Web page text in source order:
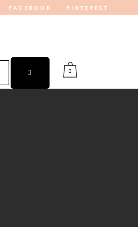
FACEBOOK PINTEREST
0